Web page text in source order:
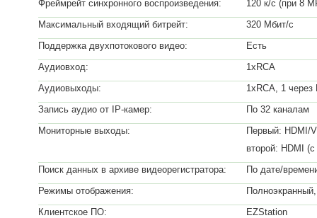
Фреймрейт синхронного воспроизведения:
120 к/с (при 8
Максимальный входящий битрейт:
320 Мбит/с
Поддержка двухпотокового видео:
Есть
Аудиовход:
1xRCA
Аудиовыходы:
1xRCA, 1 через
Запись аудио от IP-камер:
По 32 каналам
Мониторные выходы:
Первый: HDMI/
второй: HDMI
Поиск данных в архиве видеорегистратора:
По дате/
Режимы отображения:
Клиентское ПО:
EZStation